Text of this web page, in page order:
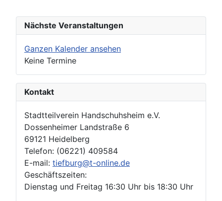
Nächste Veranstaltungen
Ganzen Kalender ansehen
Keine Termine
Kontakt
Stadtteilverein Handschuhsheim e.V.
Dossenheimer Landstraße 6
69121 Heidelberg
Telefon: (06221) 409584
E-mail: tiefburg@t-online.de
Geschäftszeiten:
Dienstag und Freitag 16:30 Uhr bis 18:30 Uhr